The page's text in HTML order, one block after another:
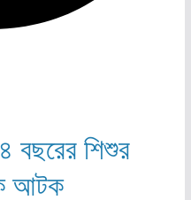
৪ বছরের শিশুর
আটক